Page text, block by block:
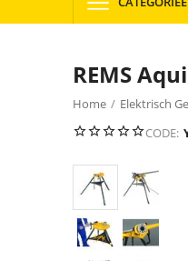
REMS
Home / Elektrisch
CODE: